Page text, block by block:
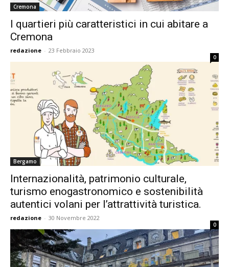
Cremona
I quartieri più caratteristici in cui abitare a
Cremona
redazione - 23 Febbraio 2023
0
Bergamo
Internazionalità, patrimonio culturale,
turismo enogastronomico e sostenibilità
autentici volani per l’attrattività turistica.
redazione - 30 Novembre 2022
0